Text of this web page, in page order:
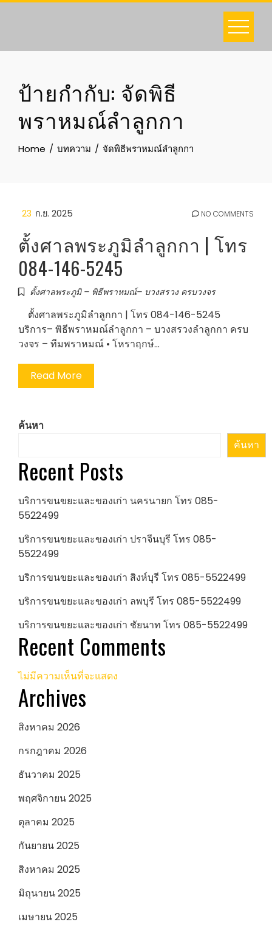
Skip
ป้ายกำกับ: จัดพิธี
พราหมณ์ลำลูกกา
Home บทความ จัดพิธีพราหมณ์ลำลูกกา
23 ก.ย. 2025 NO COMMENTS
ตั้งศาลพระภูมิลำลูกกา | โทร
084-146-5245
ตั้งศาลพระภูมิ – พิธีพราหมณ์– บวงสรวง ครบวงจร
ตั้งศาลพระภูมิลำลูกกา | โทร 084-146-5245
บริการ– พิธีพราหมณ์ลำลูกกา – บวงสรวงลำลูกกา ครบ
วงจร – ทีมพราหมณ์ • โหราฤกษ์…
Read More
ค้นหา
ค้นหา
Recent Posts
บริการขนขยะและของเก่า นครนายก โทร 085-
5522499
บริการขนขยะและของเก่า ปราจีนบุรี โทร 085-
5522499
บริการขนขยะและของเก่า สิงห์บุรี โทร 085-5522499
บริการขนขยะและของเก่า ลพบุรี โทร 085-5522499
บริการขนขยะและของเก่า ชัยนาท โทร 085-5522499
Recent Comments
ไม่มีความเห็นที่จะแสดง
Archives
สิงหาคม 2026
กรกฎาคม 2026
ธันวาคม 2025
พฤศจิกายน 2025
ตุลาคม 2025
กันยายน 2025
สิงหาคม 2025
มิถุนายน 2025
เมษายน 2025